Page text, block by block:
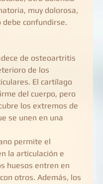
muy dolorosa,
debe confundirse.
de osteoartritis
de los
El cartílago
del cuerpo, pero
los extremos de
se unen en una
permite el
la articulación e
huesos entren en
otros. Además, los